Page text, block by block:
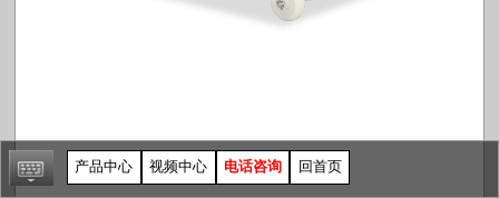
产品中心 视频中心 电话咨询 回首页